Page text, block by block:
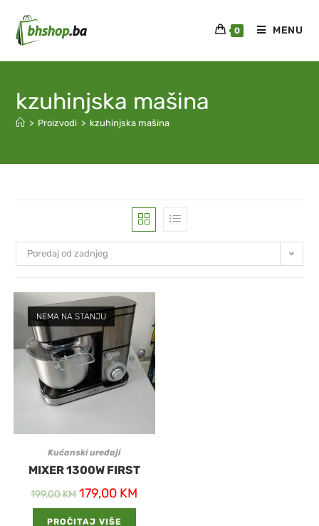
0 MENU
kzuhinjska mašina
> Proizvodi > kzuhinjska mašina
Poredaj od zadnjeg
NEMA NA STANJU
Kućanski uređaji
MIXER 1300W FIRST
199,00KM 179,00 KM
PROČITAJ VIŠE